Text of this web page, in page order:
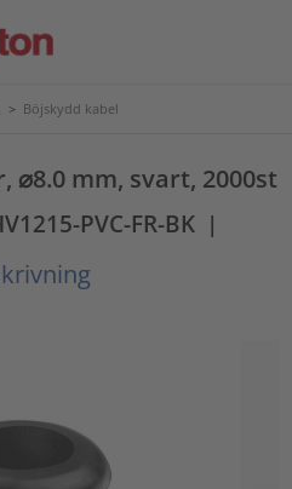
> Böjskydd kabel
⌀8.0 mm, svart, 2000st
PVC-FR-BK |